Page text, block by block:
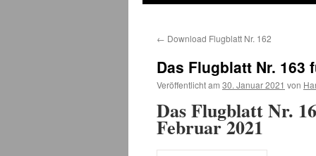
← Download Flugblatt Nr. 162
Das Flugblatt Nr. 163
Veröffentlicht am 30. Januar 2021 von
Das Flugblatt Nr.
Februar 2021